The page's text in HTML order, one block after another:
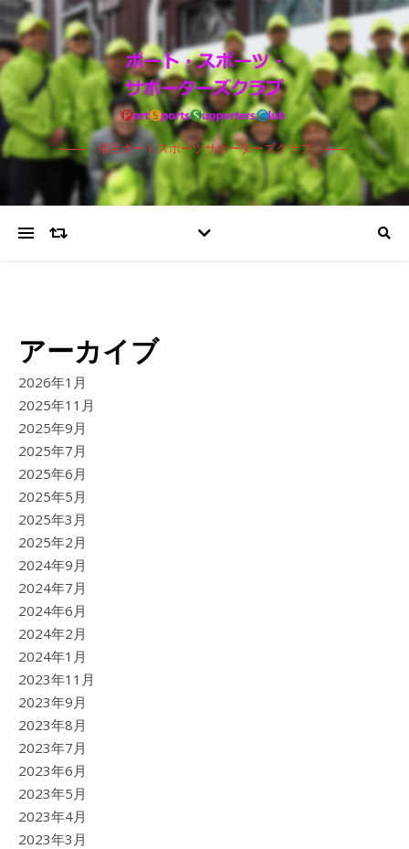
港区ポートスポーツサポーターズクラブ
アーカイブ
2026年1月
2025年11月
2025年9月
2025年7月
2025年6月
2025年5月
2025年3月
2025年2月
2024年9月
2024年7月
2024年6月
2024年2月
2024年1月
2023年11月
2023年9月
2023年8月
2023年7月
2023年6月
2023年5月
2023年4月
2023年3月